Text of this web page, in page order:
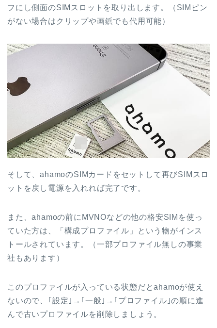
フにし側面のSIMスロットを取り出します。（SIMピン
がない場合はクリップや画鋲でも代用可能）
そして、ahamoのSIMカードをセットして再びSIMスロ
ットを戻し電源を入れれば完了です。
また、ahamoの前にMVNOなどの他の格安SIMを使っ
ていた方は、「構成プロファイル」という物がインス
トールされています。（一部プロファイル無しの事業
社もあります）
このプロファイルが入っている状態だとahamoが使え
ないので、｢設定｣→｢一般｣→｢プロファイル｣の順に進
んで古いプロファイルを削除しましょう。